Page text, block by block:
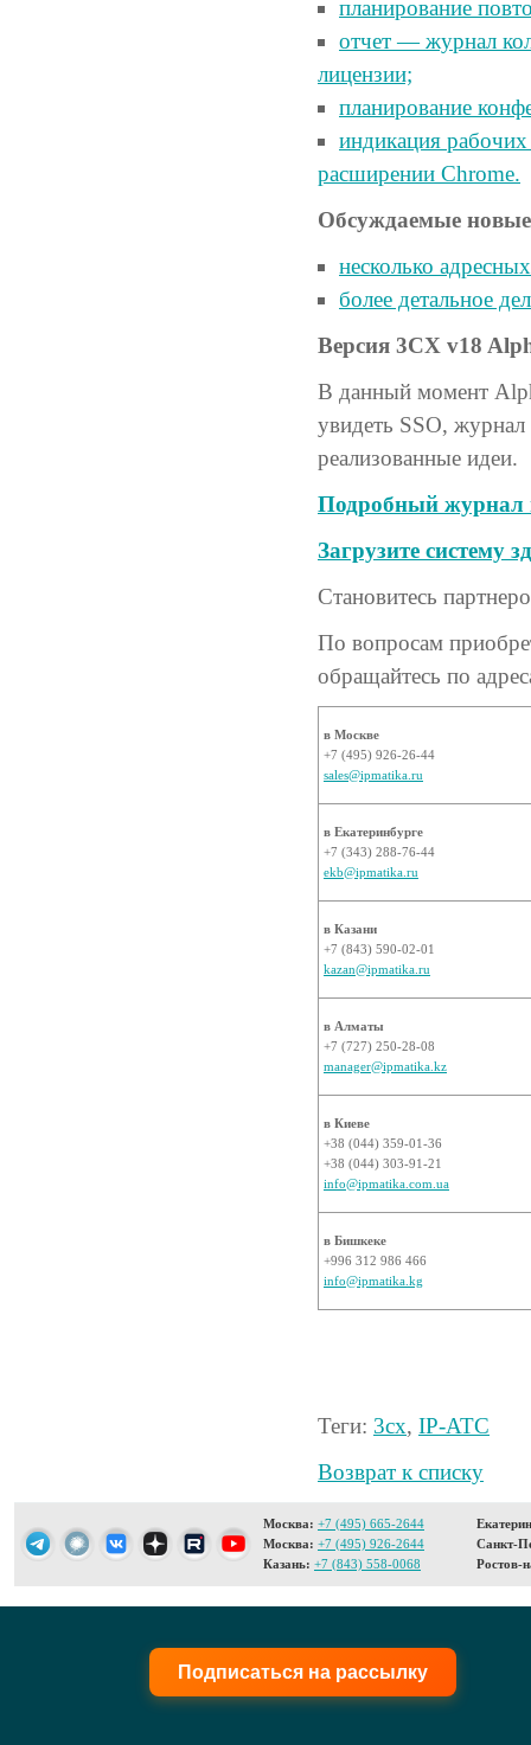
планирование
отчет — журнал
лицензии;
планирование
индикация
расширении Chrome.
Обсуждаемые
несколько
более детальное
Версия 3CX v18
В данный момент
увидеть SSO,
реализованные идеи.
Подробный журнал
Загрузите систему
Становитесь
По вопросам
обращайтесь по
в Москве
+7 (495) 926-26-44
sales@ipmatika.ru
в Екатеринбурге
+7 (343) 288-76-44
ekb@ipmatika.ru
в Казани
+7 (843) 590-02-01
kazan@ipmatika.ru
в Алматы
+7 (727) 250-28-08
manager@ipmatika.kz
в Киеве
+38 (044) 359-01-36
+38 (044) 303-91-21
info@ipmatika.com.ua
в Бишкеке
+996 312 986 466
info@ipmatika.kg
Теги: 3cx, IP-АТС
Возврат к списку
Москва: +7 (495) 665-2644
Москва: +7 (495) 926-2644
Казань: +7 (843) 558-0068
Санкт-
Ростов-
Подписаться на рассылку